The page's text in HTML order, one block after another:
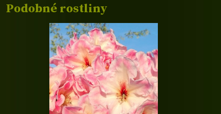
Podobné rostliny